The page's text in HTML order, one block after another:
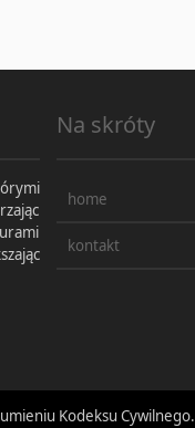
Na skróty
home
kontakt
Kodeksu Cywilnego.